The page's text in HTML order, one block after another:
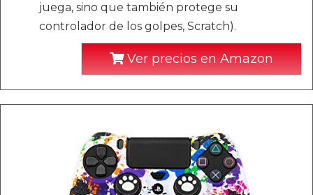
juega, sino que también protege su
controlador de los golpes, Scratch).
Ver precios en Amazon